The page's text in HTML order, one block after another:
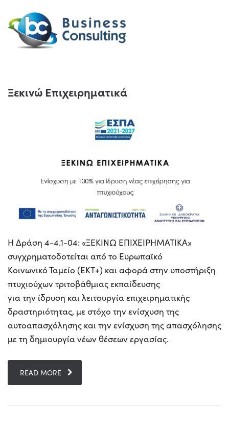
Ξεκινώ Επιχειρηματικά
Η Δράση 4-4.1-04: «ΞΕΚΙΝΩ ΕΠΙΧΕΙΡΗΜΑΤΙΚΑ»
συγχρηματοδοτείται από το Ευρωπαϊκό
Κοινωνικό Ταμείο (ΕΚΤ+) και αφορά στην υποστήριξη
πτυχιούχων τριτοβάθμιας εκπαίδευσης
για την ίδρυση και λειτουργία επιχειρηματικής
δραστηριότητας, με στόχο την ενίσχυση της
αυτοαπασχόλησης και την ενίσχυση της απασχόλησης
με τη δημιουργία νέων θέσεων εργασίας.
READ MORE